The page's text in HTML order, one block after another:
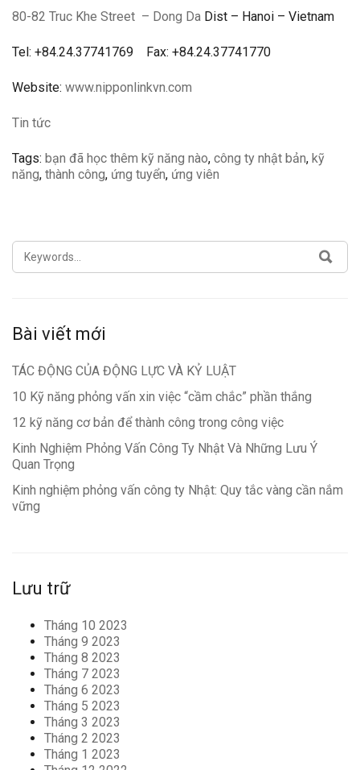
80-82 Truc Khe Street – Dong Da Dist – Hanoi – Vietnam
Tel: +84.24.37741769 Fax: +84.24.37741770
Website: www.nipponlinkvn.com
Tin tức
Tags: bạn đã học thêm kỹ năng nào, công ty nhật bản, kỹ
năng, thành công, ứng tuyển, ứng viên
SEARCH
FOR:
Bài viết mới
TÁC ĐỘNG CỦA ĐỘNG LỰC VÀ KỶ LUẬT
10 Kỹ năng phỏng vấn xin việc “cầm chắc” phần thắng
12 kỹ năng cơ bản để thành công trong công việc
Kinh Nghiệm Phỏng Vấn Công Ty Nhật Và Những Lưu Ý
Quan Trọng
Kinh nghiệm phỏng vấn công ty Nhật: Quy tắc vàng cần nắm
vững
Lưu trữ
Tháng 10 2023
Tháng 9 2023
Tháng 8 2023
Tháng 7 2023
Tháng 6 2023
Tháng 5 2023
Tháng 3 2023
Tháng 2 2023
Tháng 1 2023